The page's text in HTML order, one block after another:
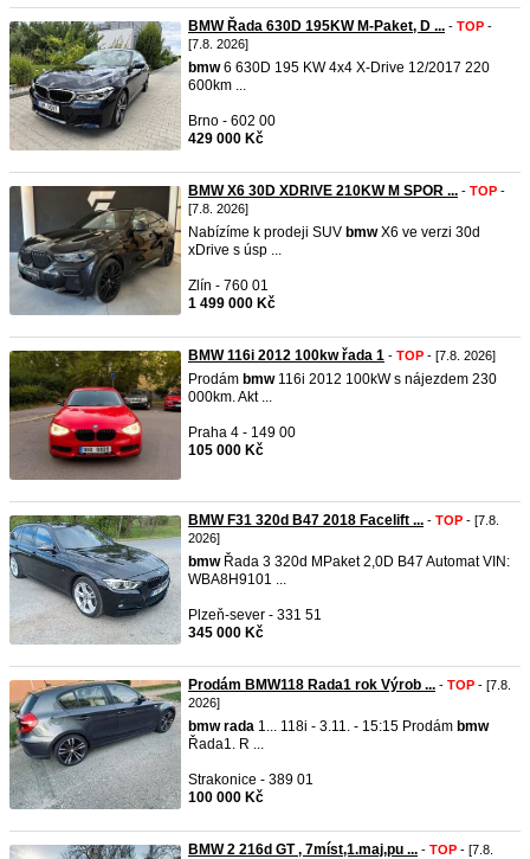
BMW Řada 630D 195KW M-Paket, D ... - TOP -
[7.8. 2026]
bmw6 630D 195 KW 4x4 X-Drive 12/2017 220
600km ...
Brno - 602 00
429 000 Kč
BMW X6 30D XDRIVE 210KW M SPOR ... - TOP -
[7.8. 2026]
Nabízíme k prodeji SUV bmwX6 ve verzi 30d
xDrive s úsp ...
Zlín - 760 01
1 499 000 Kč
BMW 116i 2012 100kw řada 1 - TOP - [7.8. 2026]
Prodám bmw116i 2012 100kW s nájezdem 230
000km. Akt ...
Praha 4 - 149 00
105 000 Kč
BMW F31 320d B47 2018 Facelift ... - TOP - [7.8.
2026]
bmwŘada 3 320d MPaket 2,0D B47 Automat VIN:
WBA8H9101 ...
Plzeň-sever - 331 51
345 000 Kč
Prodám BMW118 Rada1 rok Výrob ... - TOP - [7.8.
2026]
bmw rada 1... 118i - 3.11. - 15:15 Prodám bmw
Řada1. R ...
Strakonice - 389 01
100 000 Kč
BMW 2 216d GT , 7míst,1.maj,pu ... - TOP - [7.8.